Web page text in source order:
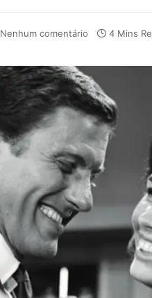
Nenhum comentário 4 Mins